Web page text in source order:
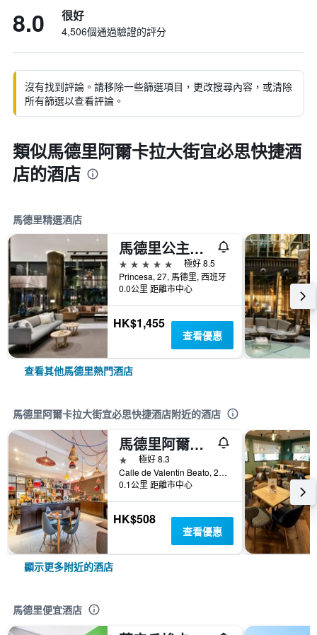
8.0 很好
4,506個通過驗證的評分
沒有找到評論。請移除一些篩選項目，更改搜尋內容，或清除
所有篩選以查看評論。
類似馬德里阿爾卡拉大街宜必思快捷酒
店的酒店
馬德里精選酒店
馬德里公主美利亞酒店
5星級
極好 8.5
Princesa, 27, 馬德里, 西班牙
0.0公里 距離市中心
HK$1,455
查看優惠
查看其他馬德里熱門酒店
馬德里阿爾卡拉大街宜必思快捷酒店附近的酒店
馬德里阿爾卡拉街宜必思酒店
1星級極好 8.3
Calle de Valentin Beato, 20, 馬德里, 西班牙
0.1公里 距離市中心
HK$508
查看優惠
顯示更多附近的酒店
馬德里便宜酒店